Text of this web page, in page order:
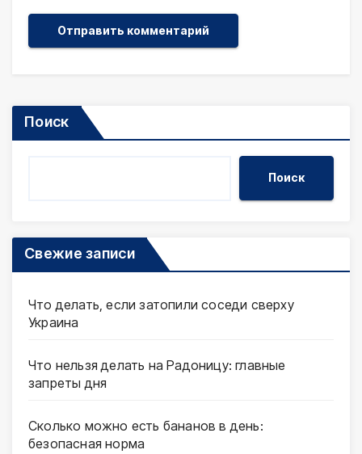
Поиск
Поиск
Свежие записи
Что делать, если затопили соседи сверху
Украина
Что нельзя делать на Радоницу: главные
запреты дня
Сколько можно есть бананов в день:
безопасная норма